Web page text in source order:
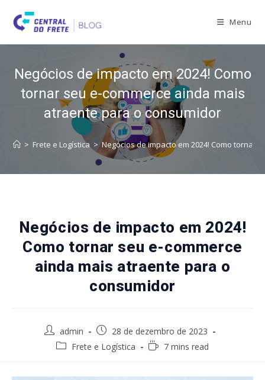
content
Menu
Negócios de impacto em 2024! Como
tornar seu e-commerce ainda mais
atraente para o consumidor
> Frete e Logística > Negócios de impacto em 2024! Como tornar
Negócios de impacto em 2024!
Como tornar seu e-commerce
ainda mais atraente para o
consumidor
Post
author:
admin
Post
published:
28 de dezembro de 2023
PostFrete e Logística
Reading7 mins read